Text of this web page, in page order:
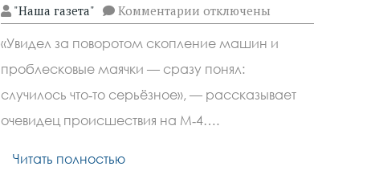
"Наша газета" Комментарии к
записи
авария
на
трассе
М‑4
«Дон»:
столкнулись
отключены
«Увидел за поворотом скопление машин и
проблесковые маячки — сразу понял:
случилось что‑то серьёзное», — рассказывает
очевидец происшествия на М‑4….
Читать полностью